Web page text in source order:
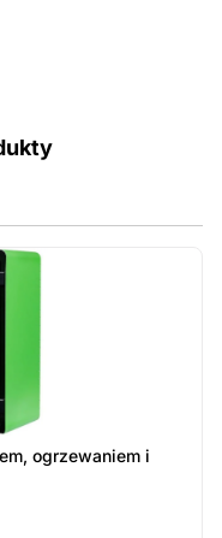
ogrzewaniem i